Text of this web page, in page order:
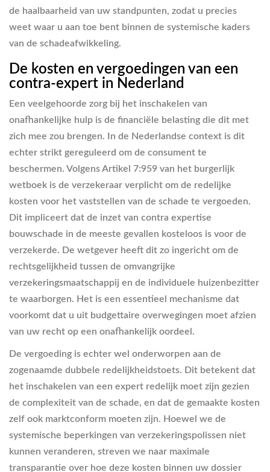
de haalbaarheid van uw standpunten, zodat u precies
weet waar u aan toe bent binnen de systemische kaders
van de schadeafwikkeling.
De kosten en vergoedingen van een
contra-expert in Nederland
Een veelgehoorde zorg bij het inschakelen van
onafhankelijke hulp is de financiële belasting die dit met
zich mee zou brengen. In de Nederlandse context is dit
echter strikt gereguleerd om de consument te
beschermen. Volgens Artikel 7:959 van het burgerlijk
wetboek is de verzekeraar verplicht om de redelijke
kosten voor het vaststellen van de schade te vergoeden.
Dit impliceert dat de inzet van contra expertise
bouwschade in de meeste gevallen kosteloos is voor de
verzekerde. De wetgever heeft dit zo ingericht om de
rechtsgelijkheid tussen de omvangrijke
verzekeringsmaatschappij en de individuele huizenbezitter
te waarborgen. Het is een essentieel mechanisme dat
voorkomt dat u uit budgettaire overwegingen moet afzien
van uw recht op een onafhankelijk oordeel.
De vergoeding is echter wel onderworpen aan de
zogenaamde dubbele redelijkheidstoets. Dit betekent dat
het inschakelen van een expert redelijk moet zijn gezien
de complexiteit van de schade, en dat de gemaakte kosten
zelf ook marktconform moeten zijn. Hoewel we de
systemische beperkingen van verzekeringspolissen niet
kunnen veranderen, streven we naar maximale
transparantie over hoe deze kosten binnen uw dossier